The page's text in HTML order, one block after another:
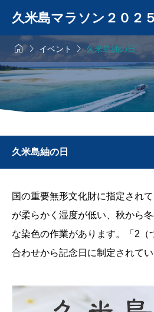
久米島マラソン２０２５
イベント 久米島紬の日
久米島紬の日
国の重要無形文化財に指定され
が柔らかく湿度が低い、秋から
な染色の作業があります。「2（
合わせから記念日に制定されてい